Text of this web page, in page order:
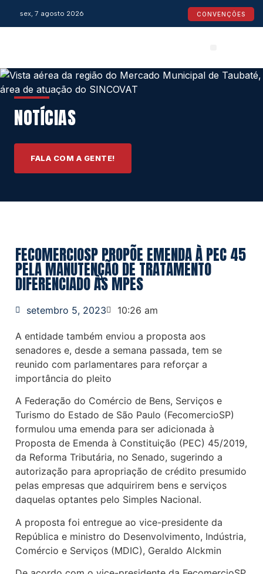
sex, 7 agosto 2026 CONVENÇÕES
NOTÍCIAS
FALA COM A GENTE!
FECOMERCIOSP PROPÕE EMENDA À PEC 45
PELA MANUTENÇÃO DE TRATAMENTO
DIFERENCIADO ÀS MPES
setembro 5, 2023 10:26 am
A entidade também enviou a proposta aos
senadores e, desde a semana passada, tem se
reunido com parlamentares para reforçar a
importância do pleito
A Federação do Comércio de Bens, Serviços e
Turismo do Estado de São Paulo (FecomercioSP)
formulou uma emenda para ser adicionada à
Proposta de Emenda à Constituição (PEC) 45/2019,
da Reforma Tributária, no Senado, sugerindo a
autorização para apropriação de crédito presumido
pelas empresas que adquirirem bens e serviços
daquelas optantes pelo Simples Nacional.
A proposta foi entregue ao vice-presidente da
República e ministro do Desenvolvimento, Indústria,
Comércio e Serviços (MDIC), Geraldo Alckmin